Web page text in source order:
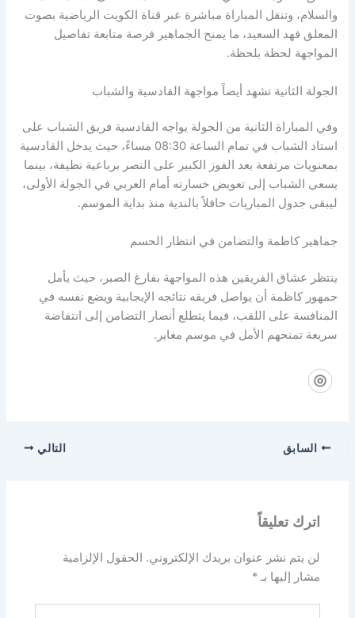
والسلام، وتنقل المباراة مباشرة عبر قناة الكويت الرياضية بصوت
المعلق فهد السعيد، ما يمنح الجماهير فرصة متابعة تفاصيل
المواجهة لحظة بلحظة.
الجولة الثانية تشهد أيضاً مواجهة القادسية والشباب
وفي المباراة الثانية من الجولة يواجه القادسية فريق الشباب على
استاد الشباب في تمام الساعة 08:30 مساءً، حيث يدخل القادسية
بمعنويات مرتفعة بعد الفوز الكبير على النصر برباعية نظيفة، بينما
يسعى الشباب إلى تعويض خسارته أمام العربي في الجولة الأولى،
ليبقى جدول المباريات حافلاً بالندية منذ بداية الموسم.
جماهير كاظمة والتضامن في انتظار الحسم
ينتظر عشاق الفريقين هذه المواجهة بفارغ الصبر، حيث يأمل
جمهور كاظمة أن يواصل فريقه نتائجه الإيجابية ويضع نفسه في
المنافسة على اللقب، فيما يتطلع أنصار التضامن إلى انتفاضة
سريعة تمنحهم الأمل في موسم مغاير.
السابق التالي
اترك تعليقاً
لن يتم نشر عنوان بريدك الإلكتروني. الحقول الإلزامية
مشار إليها بـ*